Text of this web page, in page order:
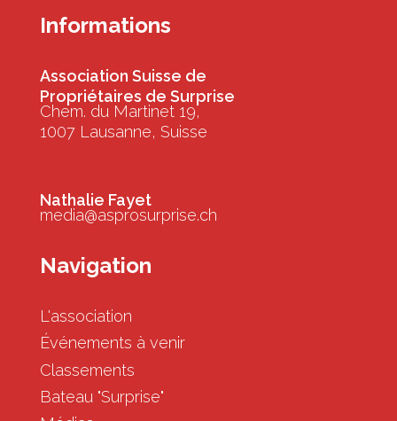
Informations
Association Suisse de
Propriétaires de Surprise
Chem. du Martinet 19,
1007 Lausanne, Suisse
Nathalie Fayet
media@asprosurprise.ch
Navigation
L'association
Événements à venir
Classements
Bateau "Surprise"